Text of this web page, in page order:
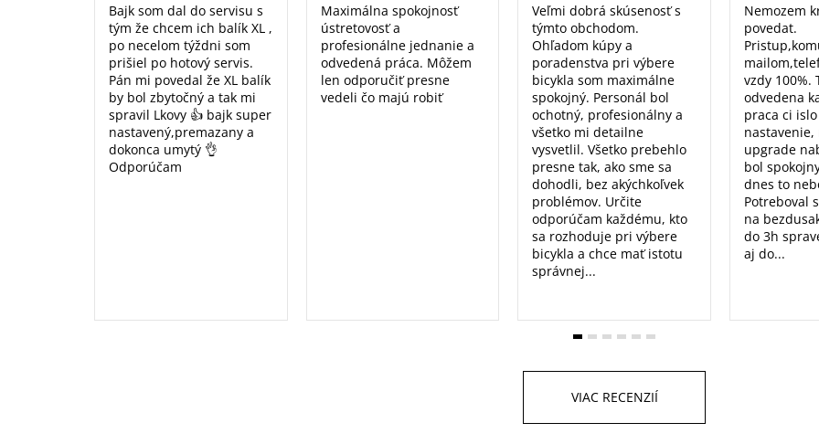
Bajk som dal do servisu s
tým že chcem ich balík XL ,
po necelom týždni som
prišiel po hotový servis.
Pán mi povedal že XL balík
by bol zbytočný a tak mi
spravil Lkovy 👍 bajk super
nastavený,premazany a
dokonca umytý 👌
Odporúčam
Maximálna spokojnosť
ústretovosť a
profesionálne jednanie a
odvedená práca. Môžem
len odporučiť presne
vedeli čo majú robiť
Veľmi dobrá skúsenosť s
týmto obchodom.
Ohľadom kúpy a
poradenstva pri výbere
bicykla som maximálne
spokojný. Personál bol
ochotný, profesionálny a
všetko mi detailne
vysvetlil. Všetko prebehlo
presne tak, ako sme sa
dohodli, bez akýchkoľvek
problémov. Určite
odporúčam každému, kto
sa rozhoduje pri výbere
bicykla a chce mať istotu
správnej...
Nemozem
povedat.
vzdy 100%.
odvedena
praca ci
nastavenie,
upgrade
bol
dnes to
Potreboval
na
do 3h
aj do...
VIAC RECENZIÍ